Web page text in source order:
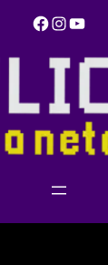
Facebook Instagram YouTube